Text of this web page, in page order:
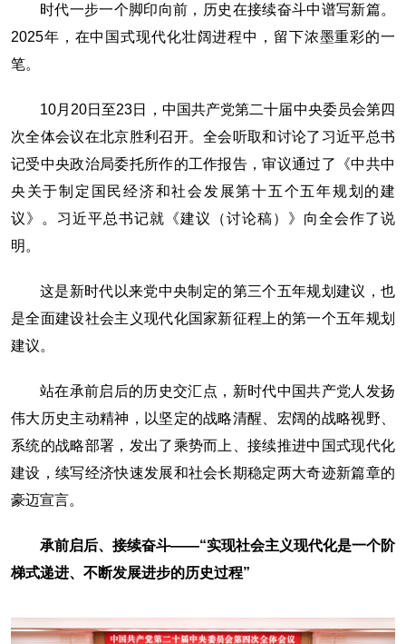
时代一步一个脚印向前，历史在接续奋斗中谱写新篇。
2025年，在中国式现代化壮阔进程中，留下浓墨重彩的一
笔。
10月20日至23日，中国共产党第二十届中央委员会第四
次全体会议在北京胜利召开。全会听取和讨论了习近平总书
记受中央政治局委托所作的工作报告，审议通过了《中共中
央关于制定国民经济和社会发展第十五个五年规划的建
议》。习近平总书记就《建议（讨论稿）》向全会作了说
明。
这是新时代以来党中央制定的第三个五年规划建议，也
是全面建设社会主义现代化国家新征程上的第一个五年规划
建议。
站在承前启后的历史交汇点，新时代中国共产党人发扬
伟大历史主动精神，以坚定的战略清醒、宏阔的战略视野、
系统的战略部署，发出了乘势而上、接续推进中国式现代化
建设，续写经济快速发展和社会长期稳定两大奇迹新篇章的
豪迈宣言。
承前启后、接续奋斗——“实现社会主义现代化是一个阶
梯式递进、不断发展进步的历史过程”